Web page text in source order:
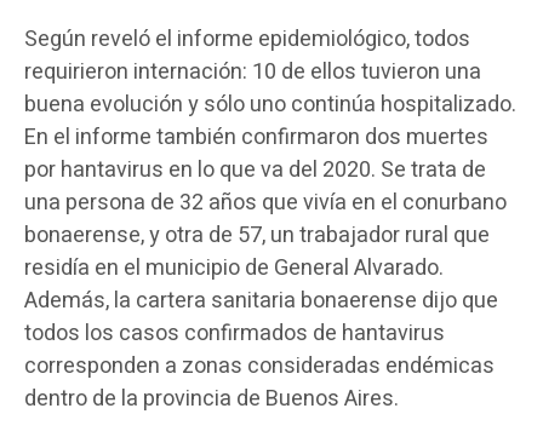
Según reveló el informe epidemiológico, todos
requirieron internación: 10 de ellos tuvieron una
buena evolución y sólo uno continúa hospitalizado.
En el informe también confirmaron dos muertes
por hantavirus en lo que va del 2020. Se trata de
una persona de 32 años que vivía en el conurbano
bonaerense, y otra de 57, un trabajador rural que
residía en el municipio de General Alvarado.
Además, la cartera sanitaria bonaerense dijo que
todos los casos confirmados de hantavirus
corresponden a zonas consideradas endémicas
dentro de la provincia de Buenos Aires.